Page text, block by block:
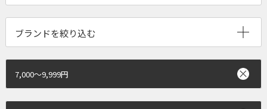
ブランドを絞り込む
7,000～9,999円